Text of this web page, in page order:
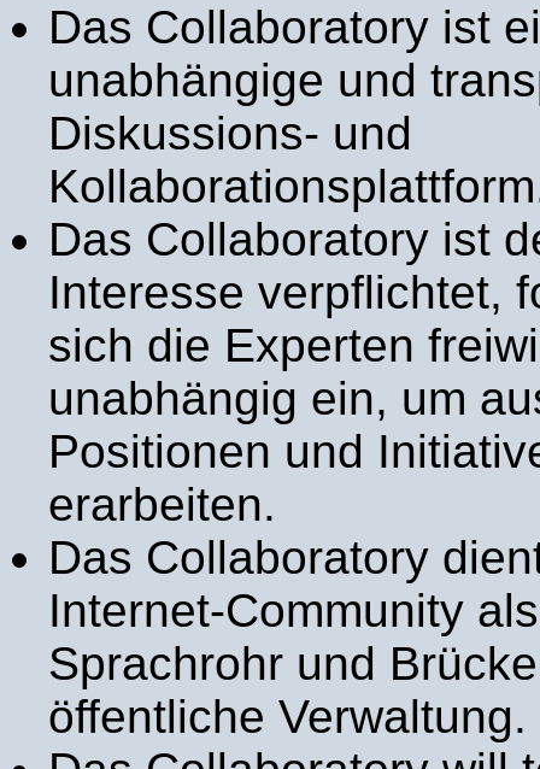
Das Collaboratory ist
unabhängige und
Diskussions- und
Das Collaboratory ist
Interesse verpflichtet,
sich die Experten
unabhängig ein, um
Positionen und
erarbeiten.
Das Collaboratory
Internet-Community
Sprachrohr und
öffentliche Verwaltung.